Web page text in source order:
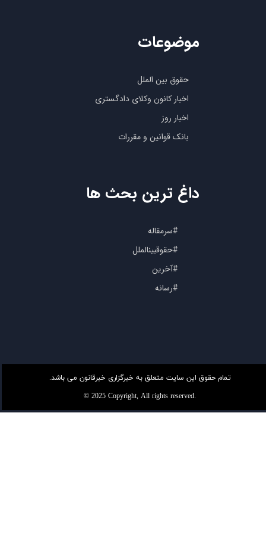
حقوق بین الملل
اخبار کانون وکلای دادگستری
اخبار روز
بانک قوانین و مقررات
موضوعات
#سرمقاله
#حقوقبینالملل
#آخرین
#رسانه
داغ ترین بحث ها
تمام حقوق این سایت متعلق به خبرگزاری خبرقانون می باشد.
© 2025 Copyright, All rights reserved.